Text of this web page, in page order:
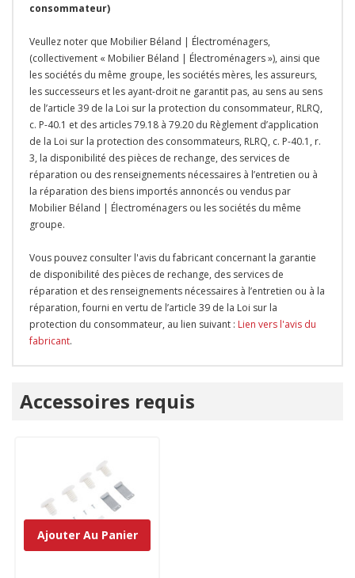
consommateur)
Veullez noter que Mobilier Béland | Électroménagers,
(collectivement « Mobilier Béland | Électroménagers »), ainsi que
les sociétés du même groupe, les sociétés mères, les assureurs,
les successeurs et les ayant-droit ne garantit pas, au sens au sens
de l’article 39 de la Loi sur la protection du consommateur, RLRQ,
c. P-40.1 et des articles 79.18 à 79.20 du Règlement d’application
de la Loi sur la protection des consommateurs, RLRQ, c. P-40.1, r.
3, la disponibilité des pièces de rechange, des services de
réparation ou des renseignements nécessaires à l’entretien ou à
la réparation des biens importés annoncés ou vendus par
Mobilier Béland | Électroménagers ou les sociétés du même
groupe.
Vous pouvez consulter l'avis du fabricant concernant la garantie
de disponibilité des pièces de rechange, des services de
réparation et des renseignements nécessaires à l’entretien ou à la
réparation, fourni en vertu de l’article 39 de la Loi sur la
protection du consommateur, au lien suivant : Lien vers l'avis du
fabricant.
personnalisé
Accessoires requis
Ajouter Au Panier